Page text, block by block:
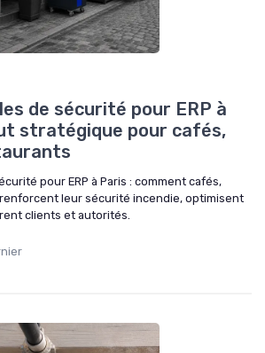
de sécurité pour ERP à
stratégique pour cafés,
pour ERP à Paris : comment cafés,
leur sécurité incendie, optimisent
clients et autorités.